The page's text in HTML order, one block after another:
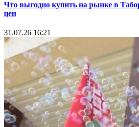
Что выгодно купить на рынке в
цен
31.07.26 16:21